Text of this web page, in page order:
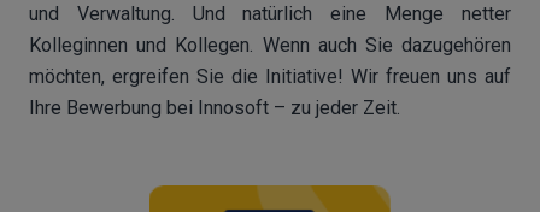
und Verwaltung. Und natürlich eine Menge netter
Kolleginnen und Kollegen. Wenn auch Sie dazugehören
möchten, ergreifen Sie die Initiative! Wir freuen uns auf
Ihre Bewerbung bei Innosoft – zu jeder Zeit.